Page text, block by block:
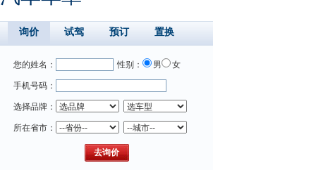
询价 试驾 预订 置换
您的姓名： 性别： 男 女
手机号码：
选择品牌：
所在省市：